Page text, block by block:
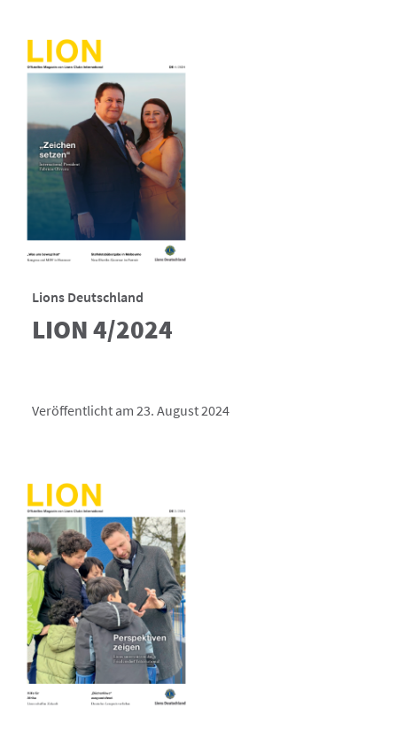
Lions Deutschland
LION 4/2024
Veröffentlicht am 23. August 2024